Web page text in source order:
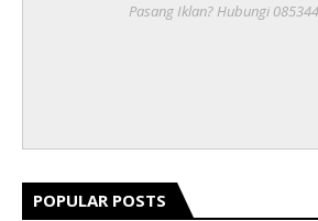
Pasang Iklan? Hubungi
POPULAR POSTS